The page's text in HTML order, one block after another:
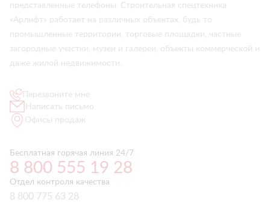
представленные телефоны. Строительная спецтехника
«Арлифт» работает на различных объектах, будь то
промышленные территории, торговые площадки, частные
загородные участки, музеи и галереи, объекты коммерческой и
даже жилой недвижимости.
Перезвоните мне
Написать письмо
Офисы продаж
Бесплатная горячая линия 24/7
8 800 555 19 28
Отдел контроля качества
8 800 775 63 28